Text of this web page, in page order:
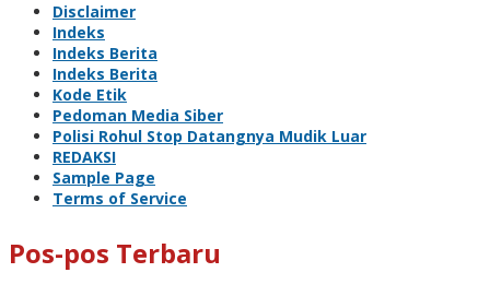
Disclaimer
Indeks
Indeks Berita
Indeks Berita
Kode Etik
Pedoman Media Siber
Polisi Rohul Stop Datangnya Mudik Luar
REDAKSI
Sample Page
Terms of Service
Pos-pos Terbaru